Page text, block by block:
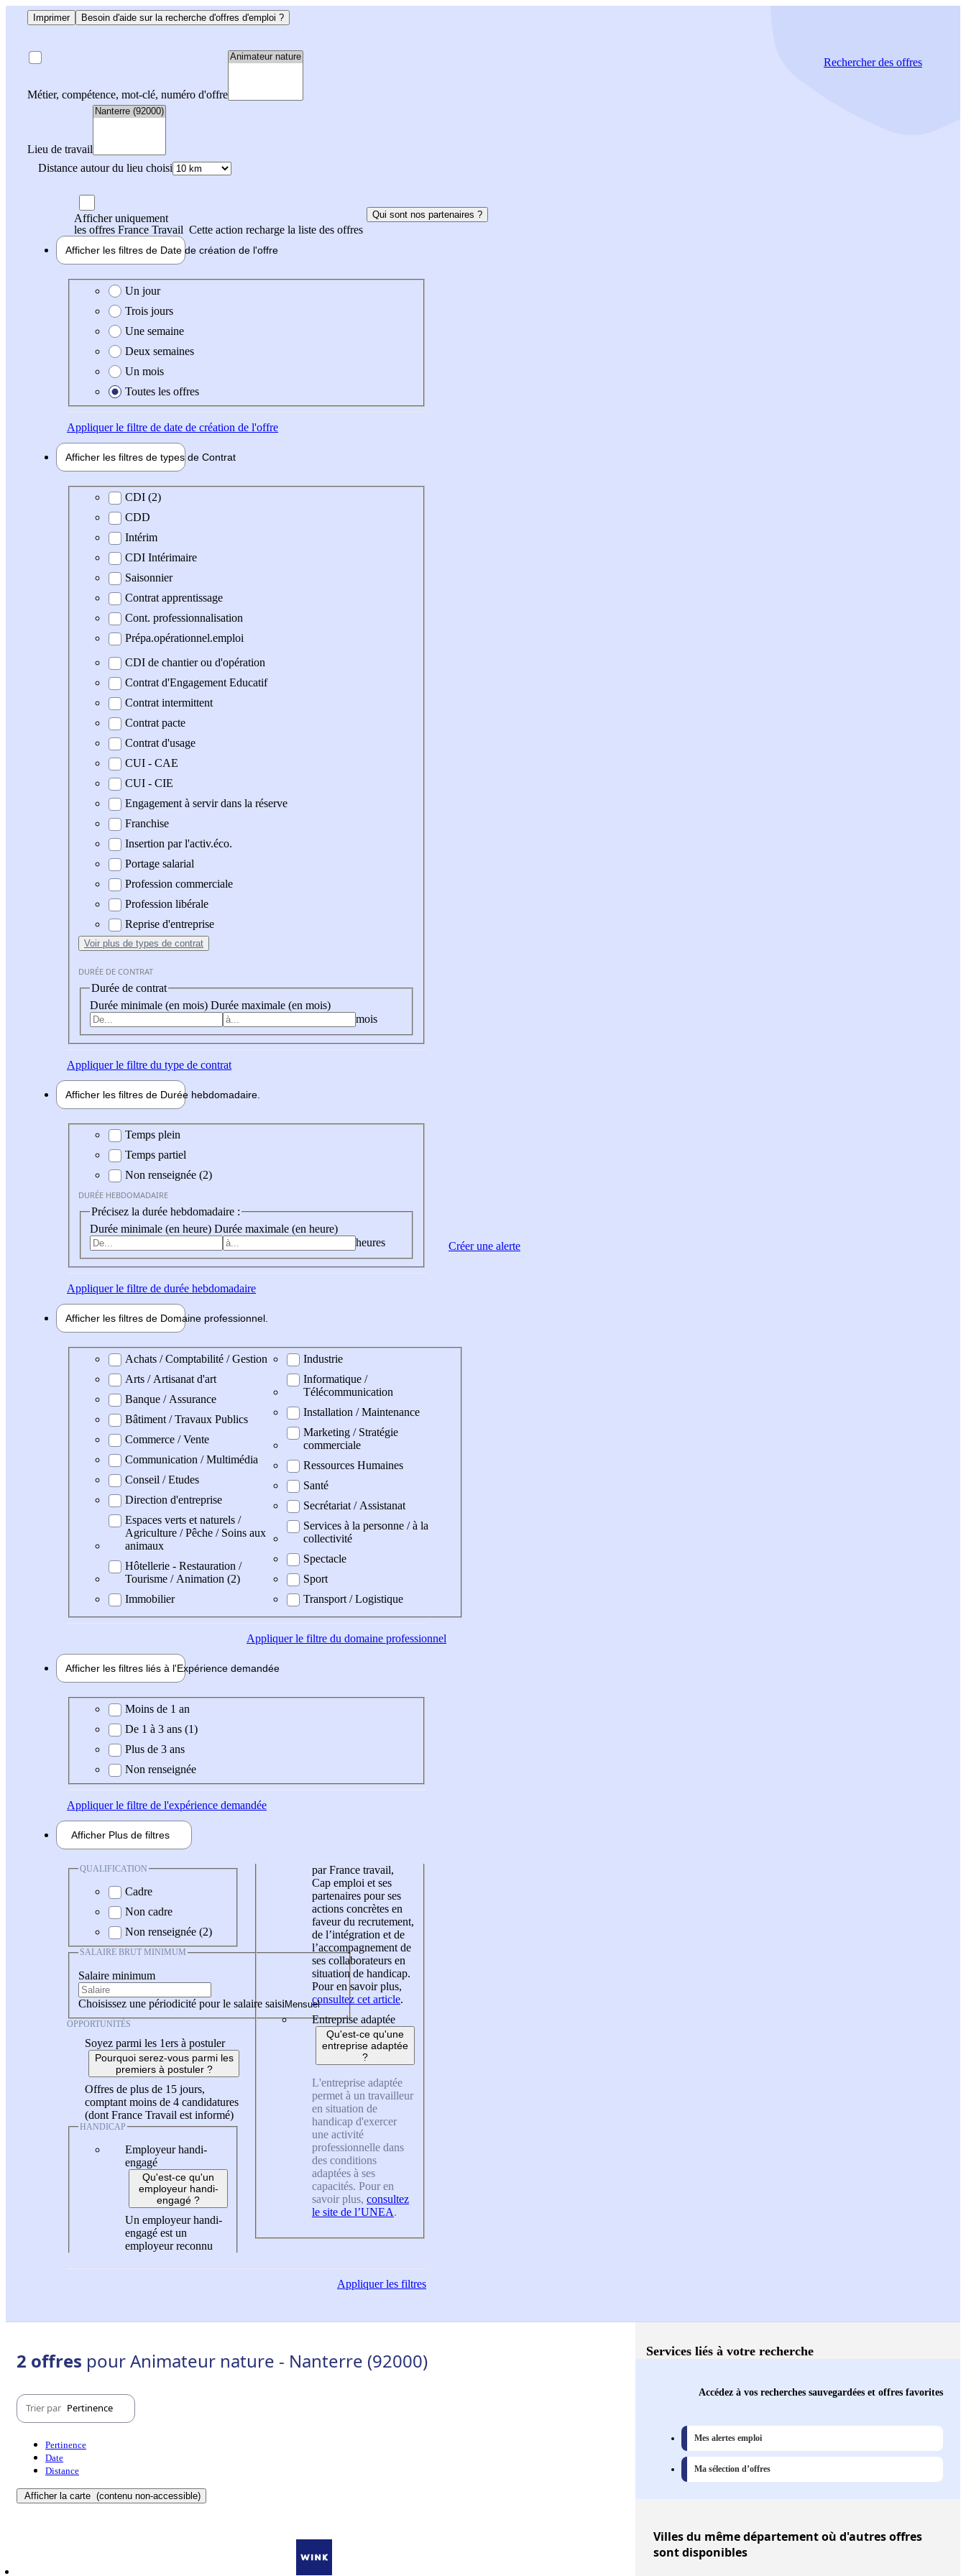
Imprimer Besoin d'aide sur la recherche d'offres d'emploi ?
Métier, compétence, mot-clé, numéro d'offre
Lieu de travail
Distance autour du lieu choisi
Rechercherdes offres
Afficher uniquement
les offres France Travail Cette action recharge la liste des offres
Qui sont nos partenaires ?
Afficher les filtres de Date de création de l'offre
Date de création de l'offre
Un jour
Trois jours
Une semaine
Deux semaines
Un mois
Toutes les offres
Appliquerle filtre de date de création de l'offre
Afficher les filtres de types de Contrat
Type de contrat
CDI (2)
CDD
Intérim
CDI Intérimaire
Saisonnier
Contrat apprentissage
Cont. professionnalisation
Prépa.opérationnel.emploi
CDI de chantier ou d'opération
Contrat d'Engagement Educatif
Contrat intermittent
Contrat pacte
Contrat d'usage
CUI - CAE
CUI - CIE
Engagement à servir dans la réserve
Franchise
Insertion par l'activ.éco.
Portage salarial
Profession commerciale
Profession libérale
Reprise d'entreprise
Voir plus de types de contrat
DURÉE DE CONTRAT
Durée de contrat
Durée minimale (en mois) Durée maximale (en mois)
mois
Appliquerle filtre du type de contrat
Afficher les filtres de Durée hebdomadaire
Durée hebdomadaire
Temps plein
Temps partiel
Non renseignée (2)
DURÉE HEBDOMADAIRE
Précisez la durée hebdomadaire :
Durée minimale (en heure) Durée maximale (en heure)
heures
Appliquerle filtre de durée hebdomadaire
Afficher les filtres de Domaine professionnel
Domaine professionel
Achats / Comptabilité / Gestion
Arts / Artisanat d'art
Banque / Assurance
Bâtiment / Travaux Publics
Commerce / Vente
Communication / Multimédia
Conseil / Etudes
Direction d'entreprise
Espaces verts et naturels /
Agriculture / Pêche / Soins aux
animaux
Hôtellerie - Restauration /
Tourisme / Animation (2)
Immobilier
Industrie
Informatique /
Télécommunication
Installation / Maintenance
Marketing / Stratégie
commerciale
Ressources Humaines
Santé
Secrétariat / Assistanat
Services à la personne / à la
collectivité
Spectacle
Sport
Transport / Logistique
Appliquerle filtre du domaine professionnel
Afficher les filtres liés à l'Expérience demandée
Expérience demandée
Moins de 1 an
De 1 à 3 ans (1)
Plus de 3 ans
Non renseignée
Appliquerle filtre de l'expérience demandée
Afficher Plus de filtres
QUALIFICATION
Cadre
Non cadre
Non renseignée (2)
SALAIRE BRUT MINIMUM
Salaire minimum
Choisissez une périodicité pour le salaire saisi
OPPORTUNITÉS
Soyez parmi les 1ers à postuler
Pourquoi serez-vous parmi les
premiers à postuler ?
Offres de plus de 15 jours,
comptant moins de 4 candidatures
(dont France Travail est informé)
HANDICAP
Employeur handi-
engagé
Qu'est-ce qu'un
employeur handi-
engagé ?
Un employeur handi-
engagé est un
employeur reconnu
par France travail,
Cap emploi et ses
partenaires pour ses
actions concrètes en
faveur du recrutement,
de l’intégration et de
l’accompagnement de
ses collaborateurs en
situation de handicap.
Pour en savoir plus,
consultez cet article.
Entreprise adaptée
Qu'est-ce qu'une
entreprise adaptée
?
L'entreprise adaptée
permet à un travailleur
en situation de
handicap d'exercer
une activité
professionnelle dans
des conditions
adaptées à ses
capacités. Pour en
savoir plus, consultez
le site de l’UNEA.
Appliquerles filtres
Créer une alerte
2 offres pour Animateur nature - Nanterre (92000)
Trier par Pertinence
Pertinence
Date
Distance
Afficher la carte (contenu non-accessible)
Services liés à votre recherche
Accédez à vos recherches sauvegardées et offres favorites
Mes alertes emploi
Ma sélection d’offres
Villesdu même département où d'autres offres
sont disponibles